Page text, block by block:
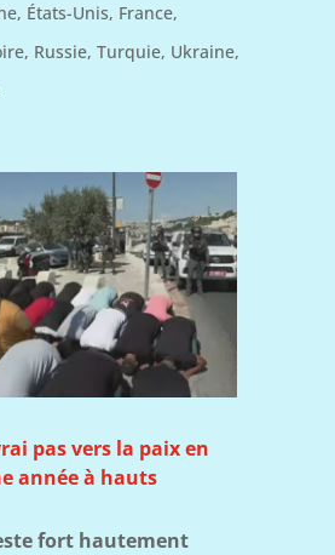
, États-Unis, France,
, Russie, Turquie, Ukraine,
pas vers la paix en
année à hauts
fort hautement